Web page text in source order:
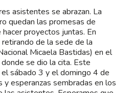
asistentes se abrazan. La
quedan las promesas de
proyectos juntas. En
de la sede de la
Micaela Bastidas) en el
se dio la cita. Este
sábado 3 y el domingo 4 de
y esperanzas sembradas en los